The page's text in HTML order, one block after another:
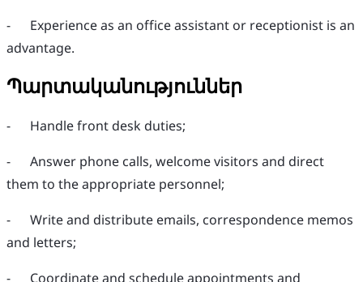
- Experience as an office assistant or receptionist is an
advantage.
Պարտականություններ
- Handle front desk duties;
- Answer phone calls, welcome visitors and direct
them to the appropriate personnel;
- Write and distribute emails, correspondence memos
and letters;
- Coordinate and schedule appointments and